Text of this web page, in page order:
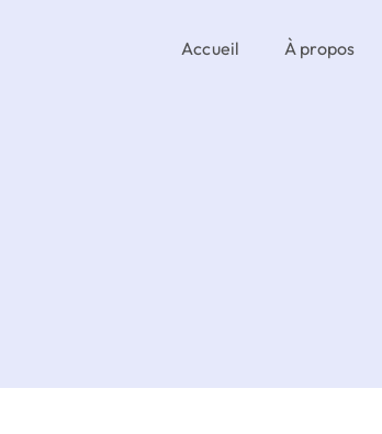
Accueil À propos